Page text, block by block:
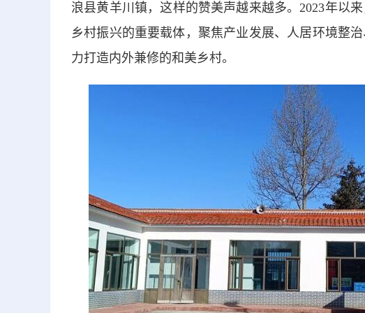
浪县黄羊川镇，这样的赞美声越来越多。2023年以
乡村振兴的重要载体，聚焦产业发展、人居环境整
力打造内外兼修的和美乡村。